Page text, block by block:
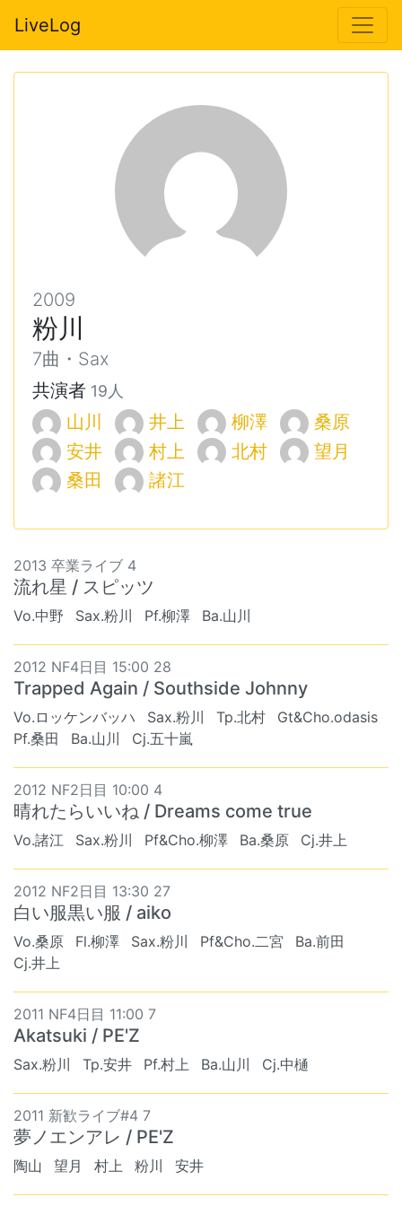
LiveLog
2009
粉川
7曲・Sax
共演者 19人
山川 井上 柳澤
桑原
安井
村上 北村
望月
桑田
諸江
2013 卒業ライブ 4
流れ星 / スピッツ
Vo.中野 Sax.粉川 Pf.柳澤 Ba.山川
2012 NF4日目 15:00 28
Trapped Again / Southside Johnny
Vo.ロッケンバッハ Sax.粉川 Tp.北村
Gt&Cho.odasis
Pf.桑田
Ba.山川 Cj.五十嵐
2012 NF2日目 10:00 4
晴れたらいいね / Dreams come true
Vo.諸江 Sax.粉川 Pf&Cho.柳澤 Ba.桑原 Cj.井上
2012 NF2日目 13:30 27
白い服黒い服 / aiko
Vo.桑原 Fl.柳澤 Sax.粉川 Pf&Cho.二宮
Ba.前田
Cj.井上
2011 NF4日目 11:00 7
Akatsuki / PE'Z
Sax.粉川 Tp.安井 Pf.村上 Ba.山川 Cj.中樋
2011 新歓ライブ#4 7
夢ノエンアレ / PE'Z
陶山 望月 村上 粉川 安井